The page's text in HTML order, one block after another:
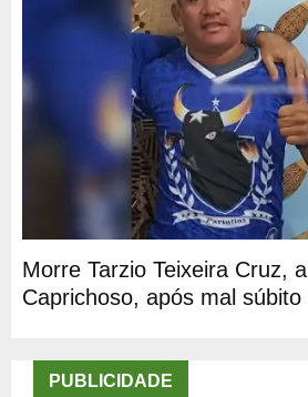
Morre Tarzio Teixeira Cruz,
Caprichoso, após mal
PUBLICIDADE